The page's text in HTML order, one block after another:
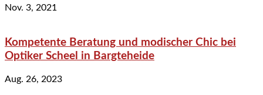
Nov. 3, 2021
Kompetente Beratung und modischer Chic bei
Optiker Scheel in Bargteheide
Aug. 26, 2023